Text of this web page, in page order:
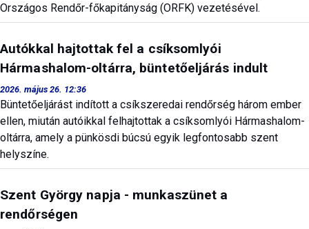
Országos Rendőr-főkapitányság (ORFK) vezetésével.
Autókkal hajtottak fel a csíksomlyói
Hármashalom-oltárra, büntetőeljárás indult
2026. május 26. 12:36
Büntetőeljárást indított a csíkszeredai rendőrség három ember
ellen, miután autóikkal felhajtottak a csíksomlyói Hármashalom-
oltárra, amely a pünkösdi búcsú egyik legfontosabb szent
helyszíne.
Szent György napja - munkaszünet a
rendőrségen